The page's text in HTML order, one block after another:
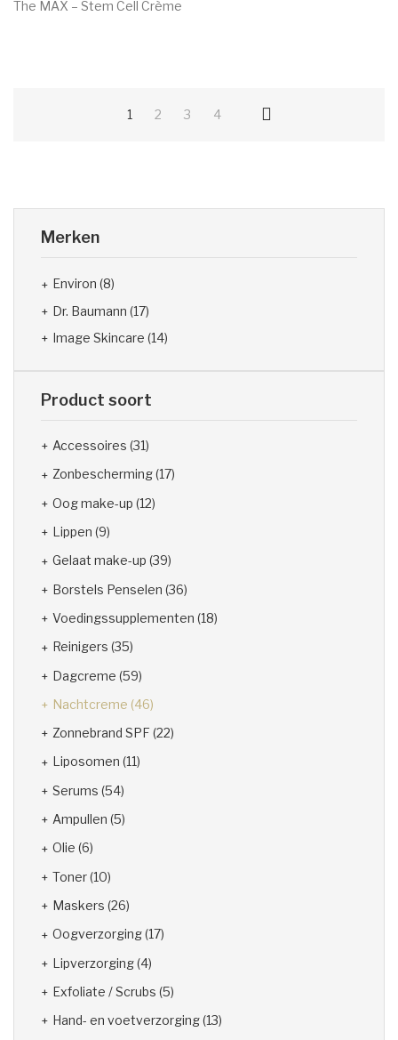
The MAX – Stem Cell Crème
1 2 3 4
Merken
Environ (8)
Dr. Baumann (17)
Image Skincare (14)
Product soort
Accessoires (31)
Zonbescherming(17)
Oog make-up (12)
Lippen (9)
Gelaat make-up (39)
Borstels Penselen (36)
Voedingssupplementen (18)
Reinigers (35)
Dagcreme (59)
Nachtcreme (46)
Zonnebrand SPF (22)
Liposomen (11)
Serums (54)
Ampullen (5)
Olie (6)
Toner(10)
Maskers (26)
Oogverzorging(17)
Lipverzorging(4)
Exfoliate / Scrubs (5)
Hand- en voetverzorging(13)